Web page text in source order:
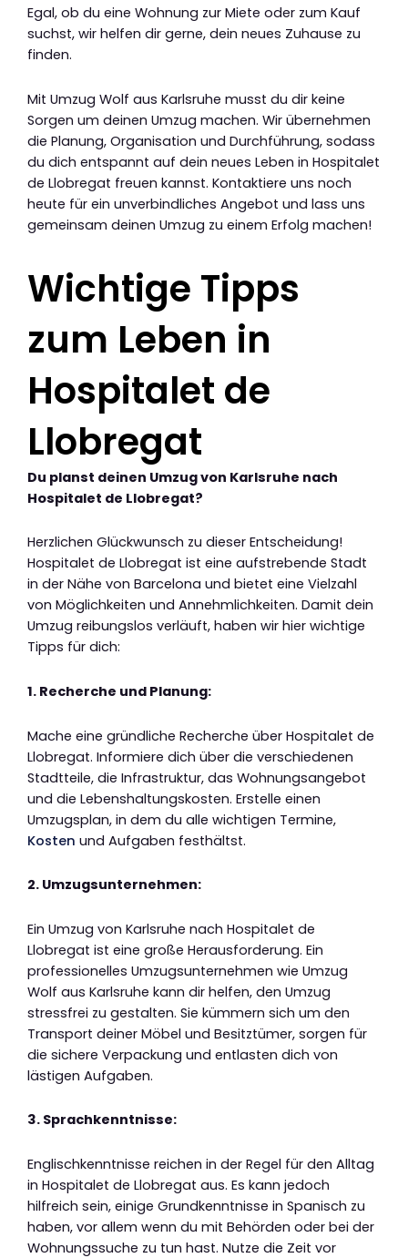
Egal, ob du eine Wohnung zur Miete oder zum Kauf
suchst, wir helfen dir gerne, dein neues Zuhause zu
finden.
Mit Umzug Wolf aus Karlsruhe musst du dir keine
Sorgen um deinen Umzug machen. Wir übernehmen
die Planung, Organisation und Durchführung, sodass
du dich entspannt auf dein neues Leben in Hospitalet
de Llobregat freuen kannst. Kontaktiere uns noch
heute für ein unverbindliches Angebot und lass uns
gemeinsam deinen Umzug zu einem Erfolg machen!
Wichtige Tipps
zum Leben in
Hospitalet de
Llobregat
Du planst deinen Umzug von Karlsruhe nach
Hospitalet de Llobregat?
Herzlichen Glückwunsch zu dieser Entscheidung!
Hospitalet de Llobregat ist eine aufstrebende Stadt
in der Nähe von Barcelona und bietet eine Vielzahl
von Möglichkeiten und Annehmlichkeiten. Damit dein
Umzug reibungslos verläuft, haben wir hier wichtige
Tipps für dich:
1. Recherche und Planung:
Mache eine gründliche Recherche über Hospitalet de
Llobregat. Informiere dich über die verschiedenen
Stadtteile, die Infrastruktur, das Wohnungsangebot
und die Lebenshaltungskosten. Erstelle einen
Umzugsplan, in dem du alle wichtigen Termine,
Kosten und Aufgaben festhältst.
2. Umzugsunternehmen:
Ein Umzug von Karlsruhe nach Hospitalet de
Llobregat ist eine große Herausforderung. Ein
professionelles Umzugsunternehmen wie Umzug
Wolf aus Karlsruhe kann dir helfen, den Umzug
stressfrei zu gestalten. Sie kümmern sich um den
Transport deiner Möbel und Besitztümer, sorgen für
die sichere Verpackung und entlasten dich von
lästigen Aufgaben.
3. Sprachkenntnisse:
Englischkenntnisse reichen in der Regel für den Alltag
in Hospitalet de Llobregat aus. Es kann jedoch
hilfreich sein, einige Grundkenntnisse in Spanisch zu
haben, vor allem wenn du mit Behörden oder bei der
Wohnungssuche zu tun hast. Nutze die Zeit vor